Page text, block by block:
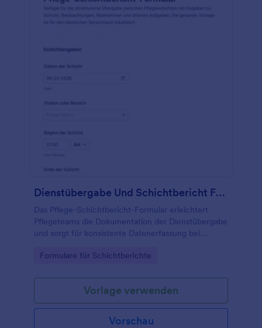
Dienstübergabe Und Schichtbericht Form
Das Pflege-Schichtbericht-Formular erleichtert
Pflegeteams die Dokumentation der Dienstübergabe
und sorgt für konsistente Datenerfassung bei
Bereichen.
Go to Category:
Formulare für Schichtberichte
Vorlage verwenden
Vorschau